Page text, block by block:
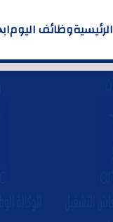
الرئيسيةوظائف اليوم